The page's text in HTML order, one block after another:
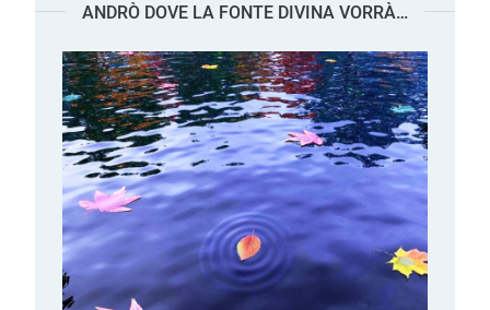
ANDRÒ DOVE LA FONTE DIVINA VORRÀ…